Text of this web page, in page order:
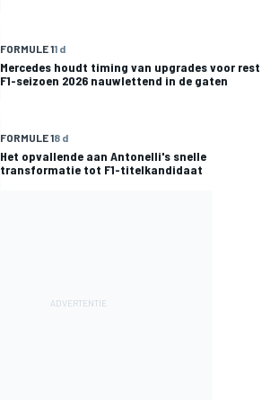
FORMULE 11 d
Mercedes houdt timing van upgrades voor rest
F1-seizoen 2026 nauwlettend in de gaten
FORMULE 18 d
Het opvallende aan Antonelli's snelle
transformatie tot F1-titelkandidaat